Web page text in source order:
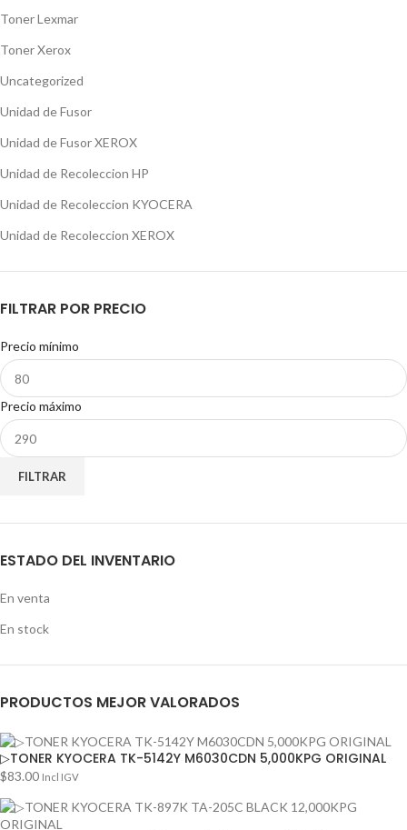
Toner Lexmar
Toner Xerox
Uncategorized
Unidad de Fusor
Unidad de Fusor XEROX
Unidad de Recoleccion HP
Unidad de Recoleccion KYOCERA
Unidad de Recoleccion XEROX
FILTRAR POR PRECIO
Precio mínimo
Precio máximo
FILTRAR
ESTADO DEL INVENTARIO
En venta
En stock
PRODUCTOS MEJOR VALORADOS
▷TONER KYOCERA TK-5142Y M6030CDN 5,000KPG ORIGINAL
$83.00 Incl IGV